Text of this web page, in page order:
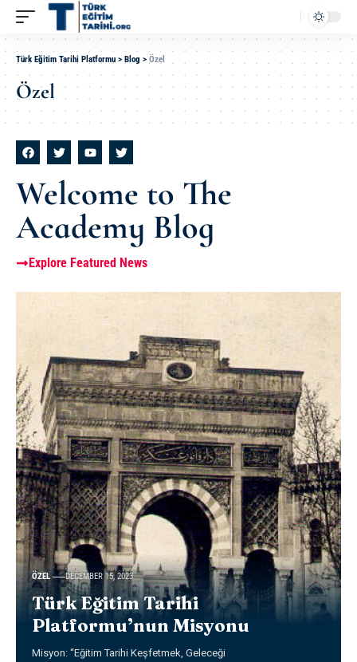
Türk Eğitim Tarihi Platformu > Blog > Özel
Özel
Welcome to The
Academy Blog
Explore Featured News
ÖZEL DECEMBER 15, 2023
Türk Eğitim Tarihi
Platformu’nun Misyonu
Misyon: “Eğitim Tarihi Keşfetmek, Geleceği